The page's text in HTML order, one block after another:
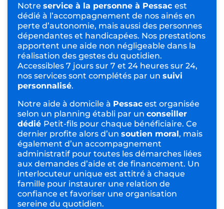
Notre service à la personne à Pessac est
dédié à l’accompagnement de nos ainés en
perte d’autonomie, mais aussi des personnes
dépendantes et handicapées. Nos prestations
apportent une aide non négligeable dans la
réalisation des gestes du quotidien.
Accessibles 7 jours sur 7 et 24 heures sur 24,
nos services sont complétés par un suivi
personnalisé.
Notre aide à domicile à Pessac est organisée
selon un planning établi par un conseiller
dédié Petit-fils pour chaque bénéficiaire. Ce
dernier profite alors d’un soutien moral, mais
également d’un accompagnement
administratif pour toutes les démarches liées
aux demandes d’aide et de financement. Un
interlocuteur unique est attitré à chaque
famille pour instaurer une relation de
confiance et favoriser une organisation
sereine du quotidien.